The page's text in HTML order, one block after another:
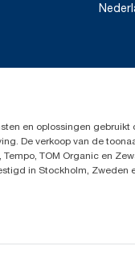
en oplossingen gebruikt
De verkoop van de
TOM Organic en
in Stockholm, Zweden